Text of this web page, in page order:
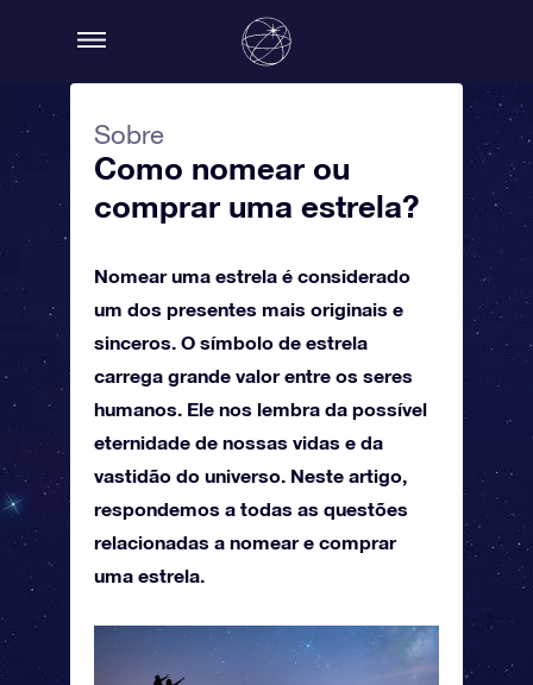
Sobre
Como nomear ou
comprar uma estrela?
Nomear uma estrela é considerado
um dos presentes mais originais e
sinceros. O símbolo de estrela
carrega grande valor entre os seres
humanos. Ele nos lembra da possível
eternidade de nossas vidas e da
vastidão do universo. Neste artigo,
respondemos a todas as questões
relacionadas a nomear e comprar
uma estrela.